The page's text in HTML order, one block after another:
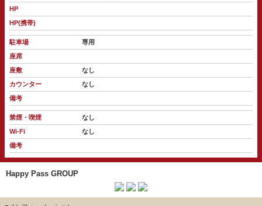
HP
HP(携帯)
駐車場
専用
座席
座敷
なし
カウンター
なし
備考
禁煙・喫煙
なし
Wi-Fi
なし
備考
Happy Pass GROUP